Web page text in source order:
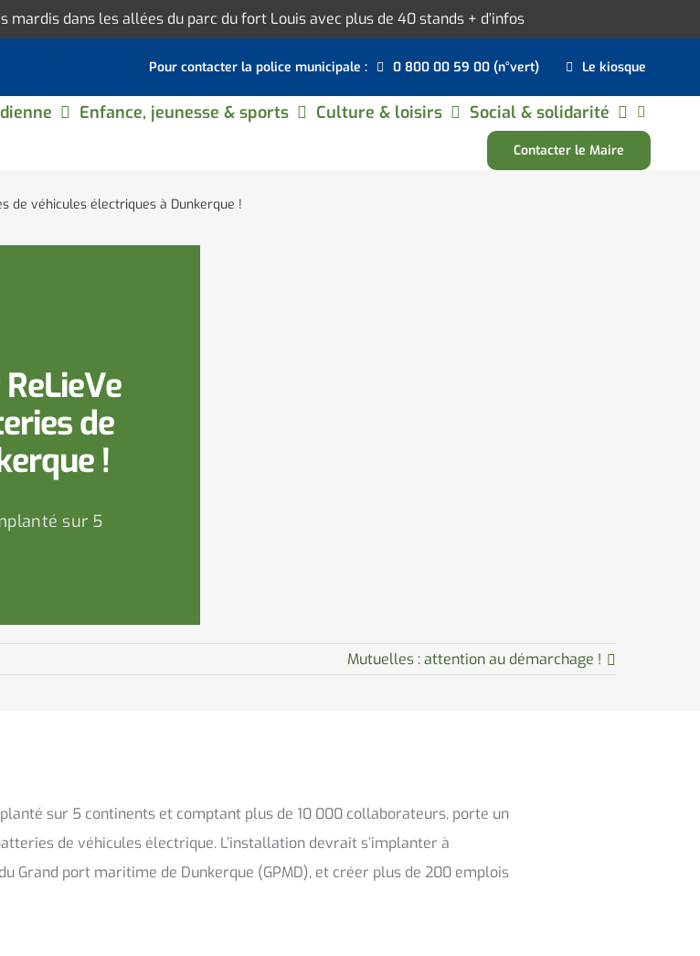
mardis dans les allées du parc du fort Louis avec plus de 40 stands + d’infos
Pour contacter la police municipale : 0 800 00 59 00 (n°vert) Le kiosque
Enfance, jeunesse & sports Culture & loisirs Social & solidarité
Contacter le Maire
de véhicules électriques à Dunkerque !
de
!
sur 5
Mutuelles : attention au démarchage !
sur 5 continents et comptant plus de 10 000 collaborateurs, porte un
de véhicules électrique. L’installation devrait s’implanter à
Grand port maritime de Dunkerque (GPMD), et créer plus de 200 emplois